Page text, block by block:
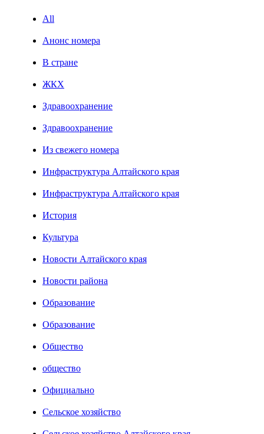
All
Анонс номера
В стране
ЖКХ
Здравоохранение
Здравоохранение
Из свежего номера
Инфраструктура Алтайского края
Инфраструктура Алтайского края
История
Культура
Новости Алтайского края
Новости района
Образование
Образование
Общество
общество
Официально
Сельское хозяйство